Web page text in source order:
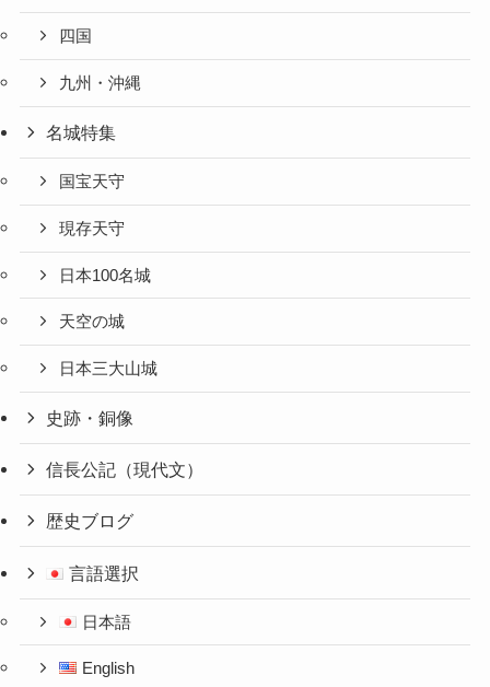
四国
九州・沖縄
名城特集
国宝天守
現存天守
日本100名城
天空の城
日本三大山城
史跡・銅像
信長公記（現代文）
歴史ブログ
言語選択
日本語
English